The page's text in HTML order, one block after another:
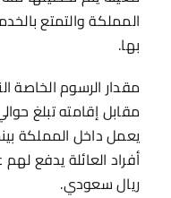
المملكة والتمتع
بها.
مقدار الرسوم الخاصة
يعمل داخل المملكة
ريال سعودي.